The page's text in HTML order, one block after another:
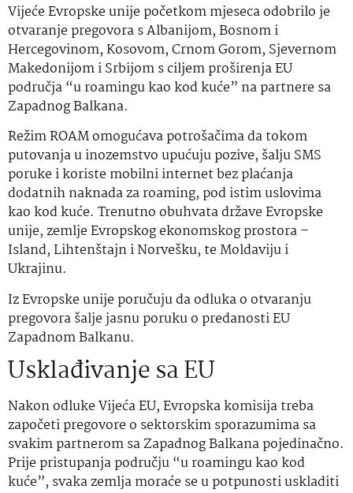
Vijeće Evropske unije početkom mjeseca odobrilo je
otvaranje pregovora s Albanijom, Bosnom i
Hercegovinom, Kosovom, Crnom Gorom, Sjevernom
Makedonijom i Srbijom s ciljem proširenja EU
područja “u roamingu kao kod kuće” na partnere sa
Zapadnog Balkana.
Režim ROAM omogućava potrošačima da tokom
putovanja u inozemstvo upućuju pozive, šalju SMS
poruke i koriste mobilni internet bez plaćanja
dodatnih naknada za roaming, pod istim uslovima
kao kod kuće. Trenutno obuhvata države Evropske
unije, zemlje Evropskog ekonomskog prostora –
Island, Lihtenštajn i Norvešku, te Moldaviju i
Ukrajinu.
Iz Evropske unije poručuju da odluka o otvaranju
pregovora šalje jasnu poruku o predanosti EU
Zapadnom Balkanu.
Usklađivanje sa EU
Nakon odluke Vijeća EU, Evropska komisija treba
započeti pregovore o sektorskim sporazumima sa
svakim partnerom sa Zapadnog Balkana pojedinačno.
Prije pristupanja području “u roamingu kao kod
kuće”, svaka zemlja moraće se u potpunosti uskladiti